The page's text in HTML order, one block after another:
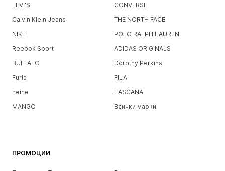
LEVI'S
CONVERSE
Calvin Klein Jeans
THE NORTH FACE
NIKE
POLO RALPH LAUREN
Reebok Sport
ADIDAS ORIGINALS
BUFFALO
Dorothy Perkins
Furla
FILA
heine
LASCANA
MANGO
Всички марки
ПРОМОЦИИ